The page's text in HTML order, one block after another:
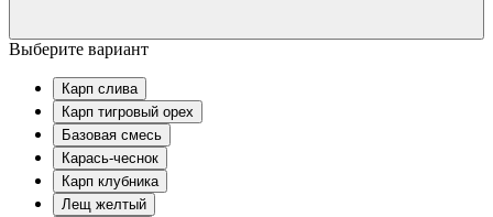
Выберите вариант
Карп слива
Карп тигровый орех
Базовая смесь
Карась-чеснок
Карп клубника
Лещ желтый